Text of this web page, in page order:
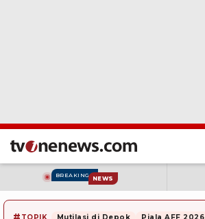
BREAKING NEWS
TOPIK Mutilasi di Depok Piala AFF 2026